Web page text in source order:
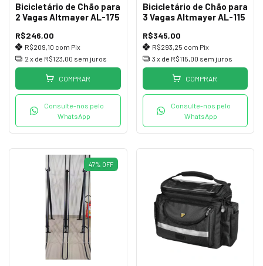
Bicicletário de Chão para
2 Vagas Altmayer AL-175
R$246,00
R$209,10 com Pix
2 x de R$123,00 sem juros
COMPRAR
Consulte-nos pelo
WhatsApp
Bicicletário de Chão para
3 Vagas Altmayer AL-115
R$345,00
R$293,25 com Pix
3 x de R$115,00 sem juros
COMPRAR
Consulte-nos pelo
WhatsApp
47% OFF